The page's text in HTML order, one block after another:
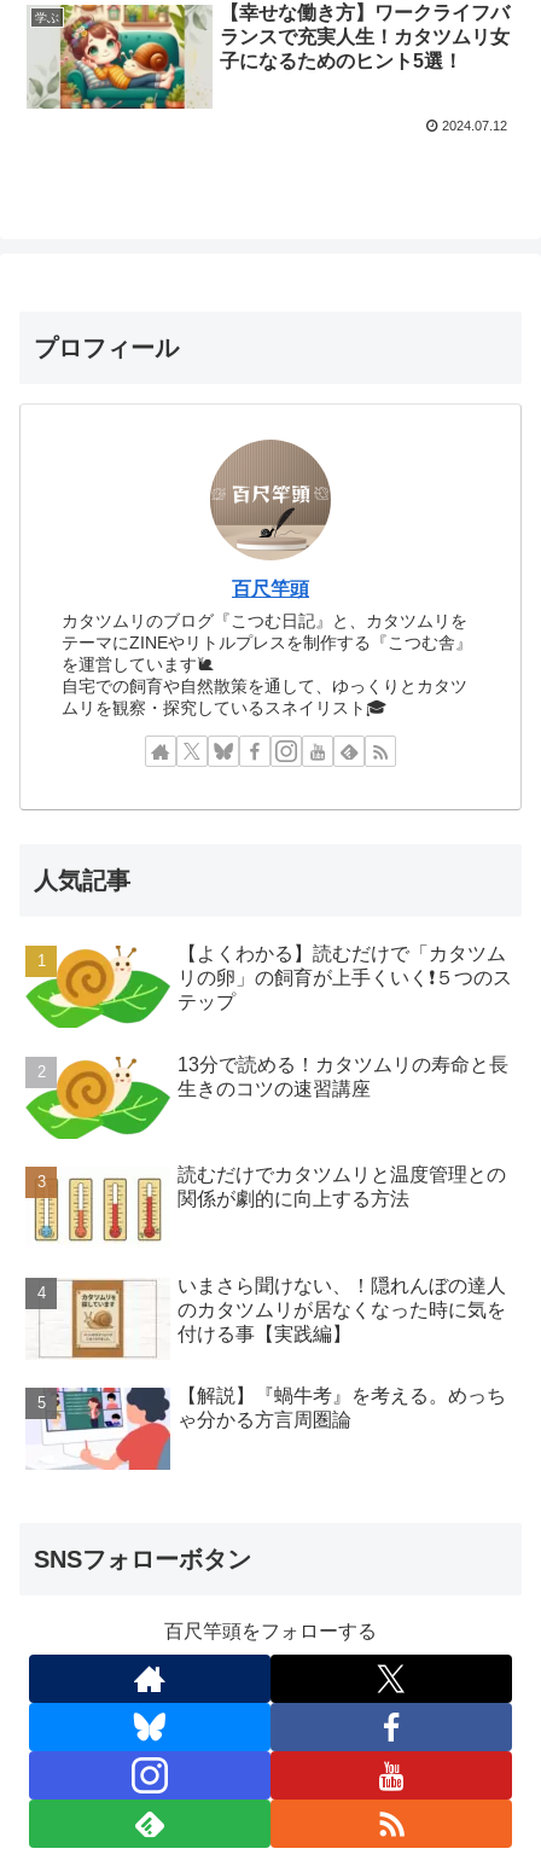
学ぶ
【幸せな働き方】ワークライフバ
ランスで充実人生！カタツムリ女
子になるためのヒント5選！
2024.07.12
プロフィール
百尺竿頭
カタツムリのブログ『こつむ日記』と、カタツムリを
テーマにZINEやリトルプレスを制作する『こつむ舎』
を運営しています🐌
自宅での飼育や自然散策を通して、ゆっくりとカタツ
ムリを観察・探究しているスネイリスト🎓
人気記事
【よくわかる】読むだけで「カタツム
リの卵」の飼育が上手くいく❗️５つのス
テップ
13分で読める！カタツムリの寿命と長
生きのコツの速習講座
読むだけでカタツムリと温度管理との
関係が劇的に向上する方法
いまさら聞けない、！隠れんぼの達人
のカタツムリが居なくなった時に気を
付ける事【実践編】
【解説】『蝸牛考』を考える。めっち
ゃ分かる方言周圏論
SNSフォローボタン
百尺竿頭をフォローする